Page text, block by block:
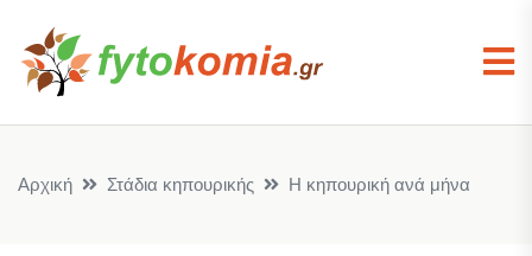
Αρχική Στάδια κηπουρικής Η κηπουρική ανά μήνα